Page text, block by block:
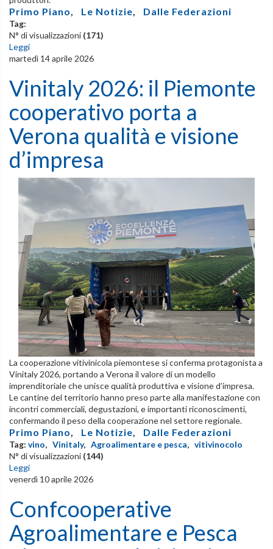
Primo Piano, Le Notizie, Dalle Federazioni
Tag:
N° di visualizzazioni (171)
Leggi
martedì 14 aprile 2026
Vinitaly 2026: il Piemonte
cooperativo porta a
Verona qualità e visione
d’impresa
La cooperazione vitivinicola piemontese si conferma protagonista a
Vinitaly 2026, portando a Verona il valore di un modello
imprenditoriale che unisce qualità produttiva e visione d’impresa.
Le cantine del territorio hanno preso parte alla manifestazione con
incontri commerciali, degustazioni, e importanti riconoscimenti,
confermando il peso della cooperazione nel settore regionale.
Primo Piano, Le Notizie, Dalle Federazioni
Tag: vino, Vinitaly, Agroalimentare e pesca, vitivinocolo
N° di visualizzazioni (144)
Leggi
venerdì 10 aprile 2026
Confcooperative
Agroalimentare e Pesca